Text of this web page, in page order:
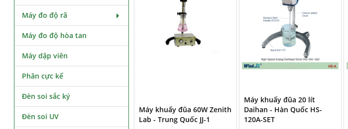
Máy khuấy đũa 60W Zenith
Lab - Trung Quốc JJ-1
Máy khuấy đũa 20 lít
Daihan - Hàn Quốc HS-
120A-SET
Máy đo độ rã
Máy đo độ hòa tan
Máy dập viên
Phân cực kế
Đèn soi sắc ký
Đèn soi UV